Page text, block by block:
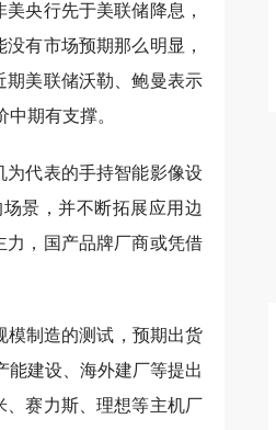
央行先于美联储降息，
有市场预期那么明显，
期美联储沃勒、鲍曼表示
期有支撑。
为代表的手持智能影像设
景，并不断拓展应用边
力，国产品牌厂商或凭借
模制造的测试，预期出货
能建设、海外建厂等提出
、赛力斯、理想等主机厂